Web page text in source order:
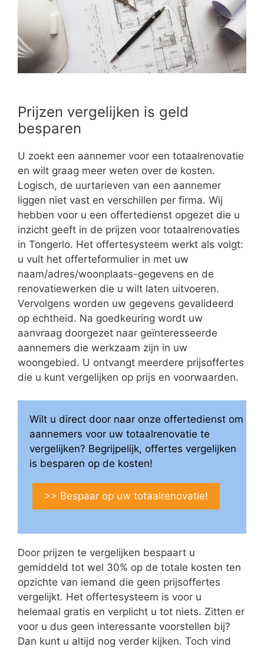
Prijzen vergelijken is geld
besparen
U zoekt een aannemer voor een totaalrenovatie
en wilt graag meer weten over de kosten.
Logisch, de uurtarieven van een aannemer
liggen niet vast en verschillen per firma. Wij
hebben voor u een offertedienst opgezet die u
inzicht geeft in de prijzen voor totaalrenovaties
in Tongerlo. Het offertesysteem werkt als volgt:
u vult het offerteformulier in met uw
naam/adres/woonplaats-gegevens en de
renovatiewerken die u wilt laten uitvoeren.
Vervolgens worden uw gegevens gevalideerd
op echtheid. Na goedkeuring wordt uw
aanvraag doorgezet naar geïnteresseerde
aannemers die werkzaam zijn in uw
woongebied. U ontvangt meerdere prijsoffertes
die u kunt vergelijken op prijs en voorwaarden.
Wilt u direct door naar onze offertedienst om
aannemers voor uw totaalrenovatie te
vergelijken? Begrijpelijk, offertes vergelijken
is besparen op de kosten!
>> Bespaar op uw totaalrenovatie!
Door prijzen te vergelijken bespaart u
gemiddeld tot wel 30% op de totale kosten ten
opzichte van iemand die geen prijsoffertes
vergelijkt. Het offertesysteem is voor u
helemaal gratis en verplicht u tot niets. Zitten er
voor u dus geen interessante voorstellen bij?
Dan kunt u altijd nog verder kijken. Toch vind